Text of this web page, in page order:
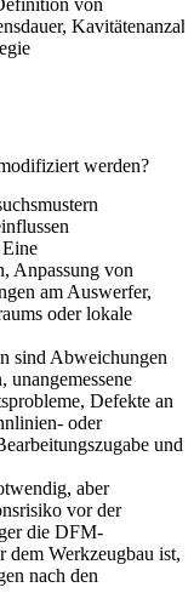
von
werden?
Anpassung von
am Auswerfer,
oder lokale
sind Abweichungen
unangemessene
Defekte an
oder
und
aber
vor der
die DFM-
Werkzeugbau ist,
nach den